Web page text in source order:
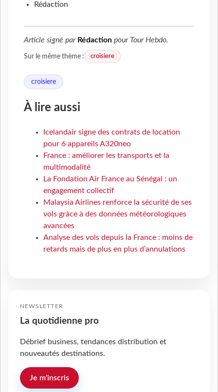
Rédaction
Article signé par Rédaction pour Tour Hebdo.
Sur le même thème : croisiere
croisiere
À lire aussi
Icelandair signe des contrats de location
pour 6 appareils A320neo
France : améliorer les transports et la
multimodalité
La Fondation Air France au Sénégal : un
engagement collectif
Malaysia Airlines renforce la sécurité de ses
vols grâce à des données météorologiques
avancées
Analyse des vols depuis la France : moins de
retards mais de plus en plus d’annulations
NEWSLETTER
La quotidienne pro
Débrief business, tendances distribution et
nouveautés destinations.
Je m'inscris